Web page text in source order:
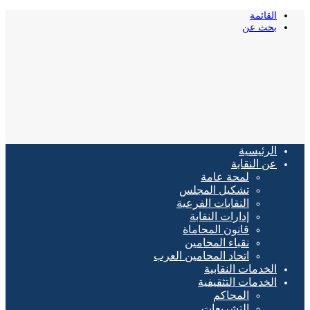
القائمة
بحث عن
الرئيسية
عن النقابة
لمحة عامة
تشكيل المجلس
النقابات الفرعية
إدارات النقابة
قانون المحاماة
نقباء المحامين
اتحاد المحامين العرب
الخدمات النقابية
الخدمات التثقيفية
المحاكم